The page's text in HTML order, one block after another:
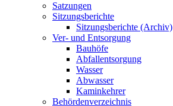
Satzungen
Sitzungsberichte
Sitzungsberichte (Archiv)
Ver- und Entsorgung
Bauhöfe
Abfallentsorgung
Wasser
Abwasser
Kaminkehrer
Behördenverzeichnis